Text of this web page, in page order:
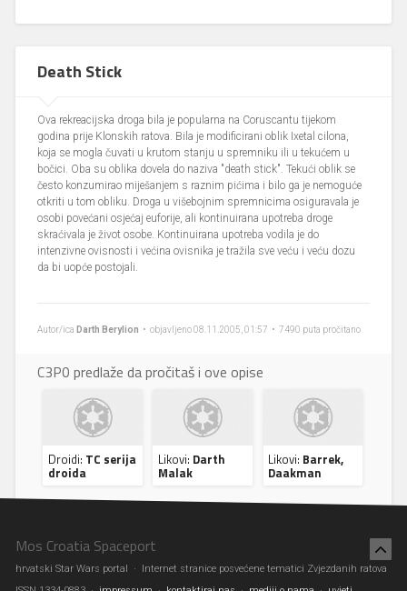
Death Stick
Ova rekreacijska droga bila je popularna na Coruscantu tijekom
godina prije Klonskih ratova. Bila je modificirani oblik Ixetal cilona,
koja se mogla čuvati u krutom stanju u spremniku ili u tekućem u
bočici. Oba su oblika dovela do naziva "death stick". Tekući oblik se
često konzumirao miješanjem s raznim pićima i bilo ga je nemoguće
otkriti u tom obliku. Droga u višebojnim spremnicima osiguravala je
osobi povećani osjećaj euforije, ali kontinuirana upotreba droge
skraćivala je život osobe. Kontinuirana upotreba vodila je do
intenzivne ovisnosti i većina ovisnika je tražila sve veću i veću dozu
da bi uopće postojali.
Autor/ica Darth Berylion • objavljeno 08.11.2005, 01:57 • 7490 puta pročitano
C3P0 predlaže da pročitaš i ove opise
Droidi: TC serija
droida
Likovi: Darth
Malak
Likovi: Barrek,
Daakman
Mos Croatia Spaceport
hrvatski Star Wars portal · Internet stranice posvećene tematici Zvjezdanih ratova